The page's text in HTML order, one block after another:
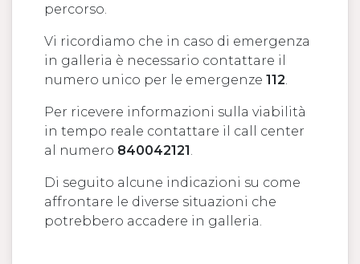
percorso.
Vi ricordiamo che in caso di emergenza
in galleria è necessario contattare il
numero unico per le emergenze 112.
Per ricevere informazioni sulla viabilità
in tempo reale contattare il call center
al numero 840042121.
Di seguito alcune indicazioni su come
affrontare le diverse situazioni che
potrebbero accadere in galleria.